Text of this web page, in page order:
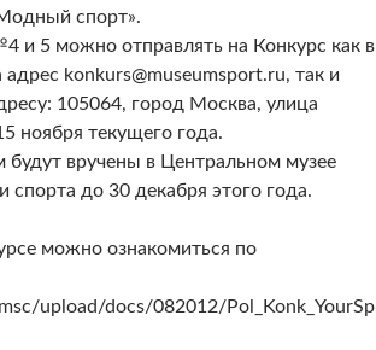
спорт».
и 5 можно отправлять на Конкурс как в
konkurs@museumsport.ru, так и
105064, город Москва, улица
ноября текущего года.
будут вручены в Центральном музее
спорта до 30 декабря этого года.
можно ознакомиться по
upload/docs/082012/Pol_Konk_YourSp